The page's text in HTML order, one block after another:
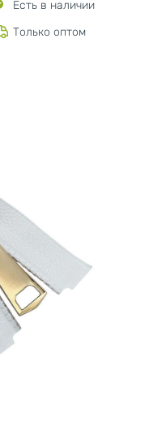
Есть в наличии
Только оптом